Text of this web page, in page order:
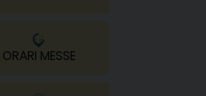
ORARI MESSE